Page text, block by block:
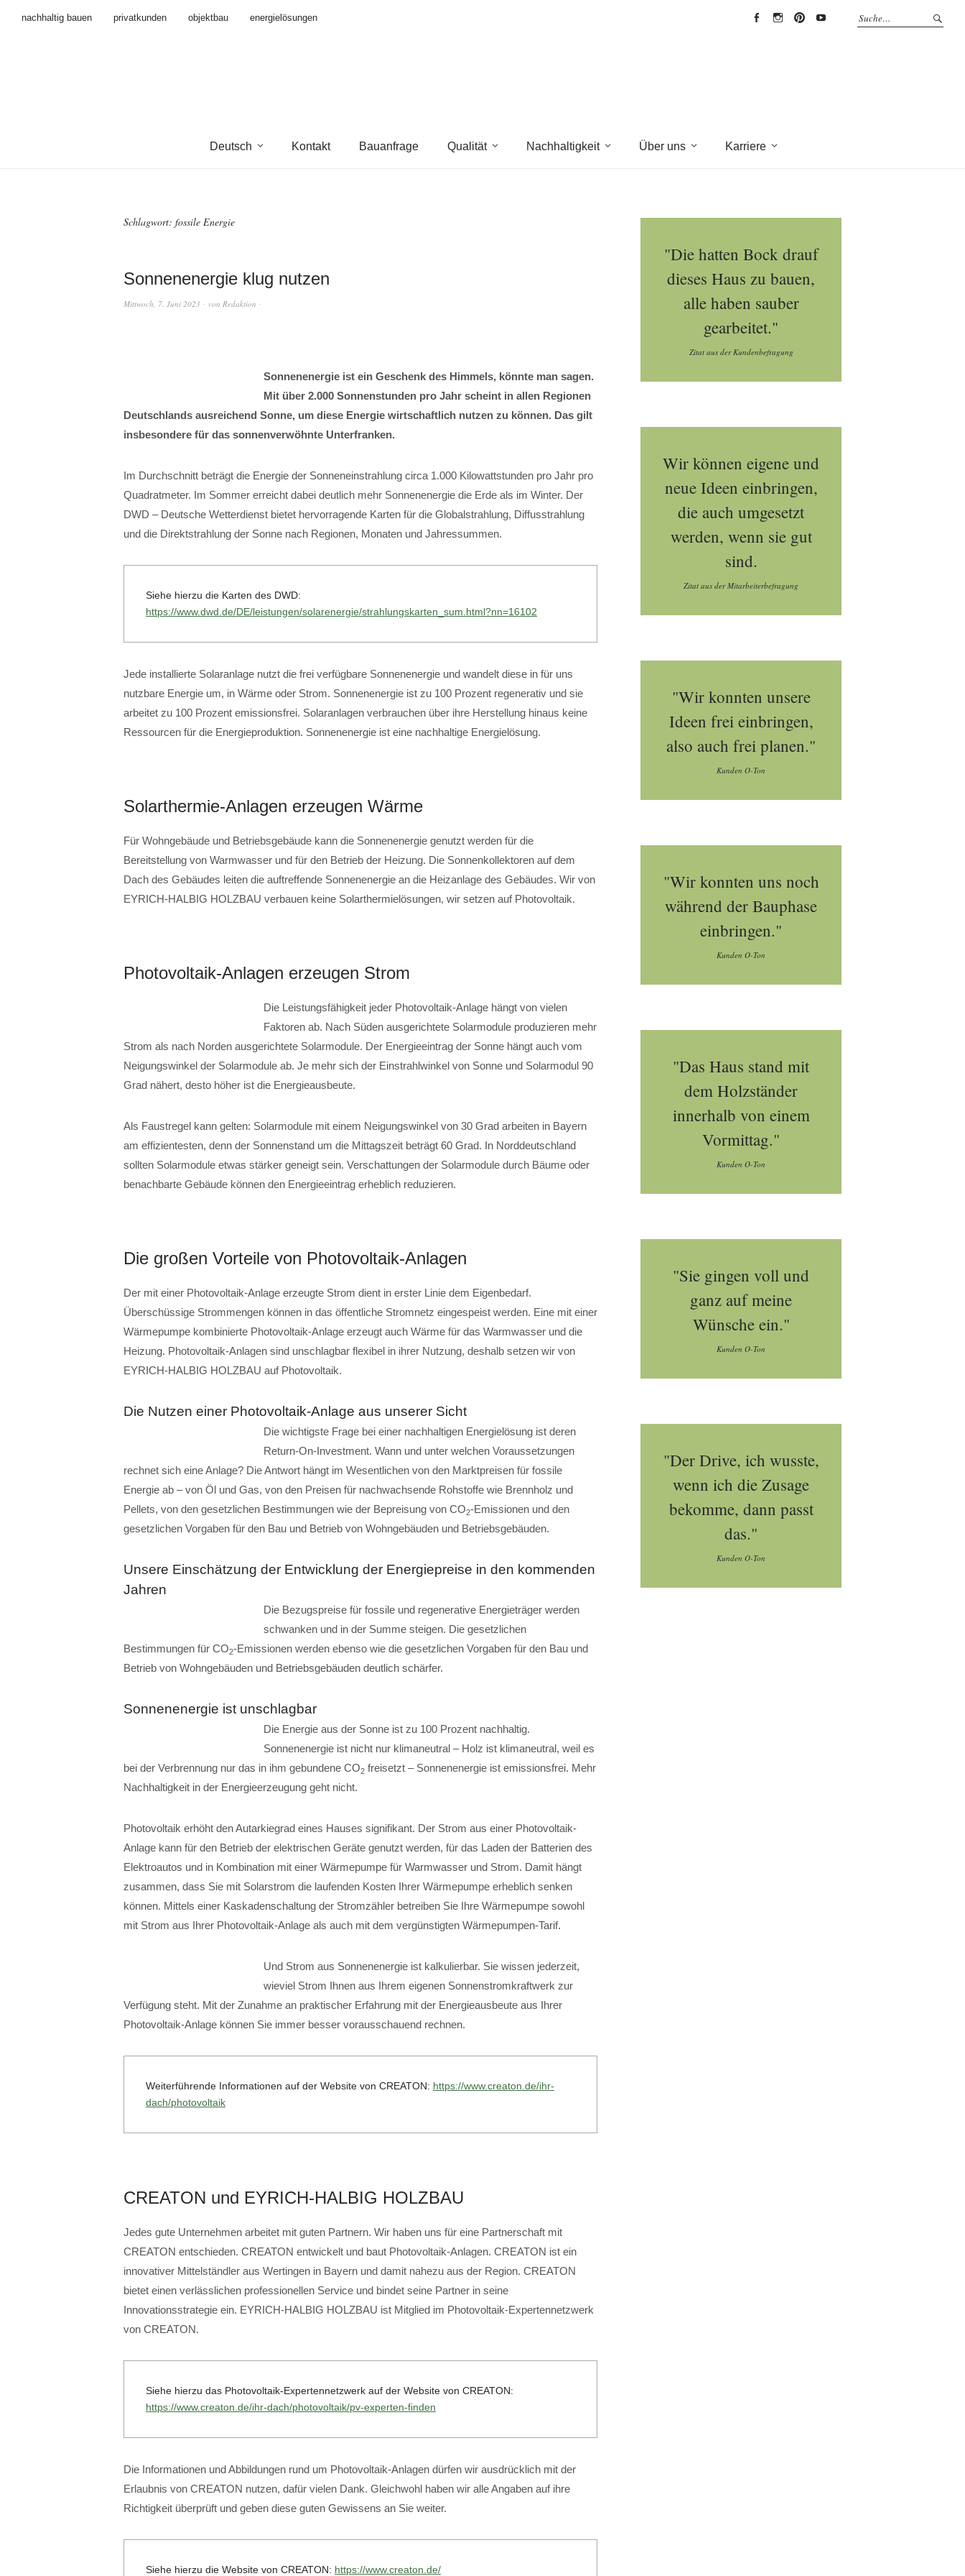
nachhaltig bauen privatkunden objektbau
energielösungen
Deutsch Kontakt Bauanfrage Qualität Nachhaltigkeit Über uns Karriere
Schlagwort: fossile Energie
Sonnenenergie klug nutzen
Mittwoch, 7. Juni 2023 von Redaktion
Sonnenenergie ist ein Geschenk des Himmels, könnte man sagen.
Mit über 2.000 Sonnenstunden pro Jahr scheint in allen Regionen
Deutschlands ausreichend Sonne, um diese Energie wirtschaftlich nutzen zu können. Das gilt
insbesondere für das sonnenverwöhnte Unterfranken.
Im Durchschnitt beträgt die Energie der Sonneneinstrahlung circa 1.000 Kilowattstunden pro Jahr pro
Quadratmeter. Im Sommer erreicht dabei deutlich mehr Sonnenenergie die Erde als im Winter. Der
DWD – Deutsche Wetterdienst bietet hervorragende Karten für die Globalstrahlung, Diffusstrahlung
und die Direktstrahlung der Sonne nach Regionen, Monaten und Jahressummen.
Siehe hierzu die Karten des DWD:
https://www.dwd.de/DE/leistungen/solarenergie/strahlungskarten_sum.html?nn=16102
Jede installierte Solaranlage nutzt die frei verfügbare Sonnenenergie und wandelt diese in für uns
nutzbare Energie um, in Wärme oder Strom. Sonnenenergie ist zu 100 Prozent regenerativ und sie
arbeitet zu 100 Prozent emissionsfrei. Solaranlagen verbrauchen über ihre Herstellung hinaus keine
Ressourcen für die Energieproduktion. Sonnenenergie ist eine nachhaltige Energielösung.
Solarthermie-Anlagen erzeugen Wärme
Für Wohngebäude und Betriebsgebäude kann die Sonnenenergie genutzt werden für die
Bereitstellung von Warmwasser und für den Betrieb der Heizung. Die Sonnenkollektoren auf dem
Dach des Gebäudes leiten die auftreffende Sonnenenergie an die Heizanlage des Gebäudes. Wir von
EYRICH-HALBIG HOLZBAU verbauen keine Solarthermielösungen, wir setzen auf Photovoltaik.
Photovoltaik-Anlagen erzeugen Strom
Die Leistungsfähigkeit jeder Photovoltaik-Anlage hängt von vielen
Faktoren ab. Nach Süden ausgerichtete Solarmodule produzieren mehr
Strom als nach Norden ausgerichtete Solarmodule. Der Energieeintrag der Sonne hängt auch vom
Neigungswinkel der Solarmodule ab. Je mehr sich der Einstrahlwinkel von Sonne und Solarmodul 90
Grad nähert, desto höher ist die Energieausbeute.
Als Faustregel kann gelten: Solarmodule mit einem Neigungswinkel von 30 Grad arbeiten in Bayern
am effizientesten, denn der Sonnenstand um die Mittagszeit beträgt 60 Grad. In Norddeutschland
sollten Solarmodule etwas stärker geneigt sein. Verschattungen der Solarmodule durch Bäume oder
benachbarte Gebäude können den Energieeintrag erheblich reduzieren.
Die großen Vorteile von Photovoltaik-Anlagen
Der mit einer Photovoltaik-Anlage erzeugte Strom dient in erster Linie dem Eigenbedarf.
Überschüssige Strommengen können in das öffentliche Stromnetz eingespeist werden. Eine mit einer
Wärmepumpe kombinierte Photovoltaik-Anlage erzeugt auch Wärme für das Warmwasser und die
Heizung. Photovoltaik-Anlagen sind unschlagbar flexibel in ihrer Nutzung, deshalb setzen wir von
EYRICH-HALBIG HOLZBAU auf Photovoltaik.
Die Nutzen einer Photovoltaik-Anlage aus unserer Sicht
Die wichtigste Frage bei einer nachhaltigen Energielösung ist deren
Return-On-Investment. Wann und unter welchen Voraussetzungen
rechnet sich eine Anlage? Die Antwort hängt im Wesentlichen von den Marktpreisen für fossile
Energie ab – von Öl und Gas, von den Preisen für nachwachsende Rohstoffe wie Brennholz und
Pellets, von den gesetzlichen Bestimmungen wie der Bepreisung von CO2-Emissionen und den
gesetzlichen Vorgaben für den Bau und Betrieb von Wohngebäuden und Betriebsgebäuden.
Unsere Einschätzung der Entwicklung der Energiepreise in den kommenden
Jahren
Die Bezugspreise für fossile und regenerative Energieträger werden
schwanken und in der Summe steigen. Die gesetzlichen
Bestimmungen für CO2-Emissionen werden ebenso wie die gesetzlichen Vorgaben für den Bau und
Betrieb von Wohngebäuden und Betriebsgebäuden deutlich schärfer.
Sonnenenergie ist unschlagbar
Die Energie aus der Sonne ist zu 100 Prozent nachhaltig.
Sonnenenergie ist nicht nur klimaneutral – Holz ist klimaneutral, weil es
bei der Verbrennung nur das in ihm gebundene CO2 freisetzt – Sonnenenergie ist emissionsfrei. Mehr
Nachhaltigkeit in der Energieerzeugung geht nicht.
Photovoltaik erhöht den Autarkiegrad eines Hauses signifikant. Der Strom aus einer Photovoltaik-
Anlage kann für den Betrieb der elektrischen Geräte genutzt werden, für das Laden der Batterien des
Elektroautos und in Kombination mit einer Wärmepumpe für Warmwasser und Strom. Damit hängt
zusammen, dass Sie mit Solarstrom die laufenden Kosten Ihrer Wärmepumpe erheblich senken
können. Mittels einer Kaskadenschaltung der Stromzähler betreiben Sie Ihre Wärmepumpe sowohl
mit Strom aus Ihrer Photovoltaik-Anlage als auch mit dem vergünstigten Wärmepumpen-Tarif.
Und Strom aus Sonnenenergie ist kalkulierbar. Sie wissen jederzeit,
wieviel Strom Ihnen aus Ihrem eigenen Sonnenstromkraftwerk zur
Verfügung steht. Mit der Zunahme an praktischer Erfahrung mit der Energieausbeute aus Ihrer
Photovoltaik-Anlage können Sie immer besser vorausschauend rechnen.
Weiterführende Informationen auf der Website von CREATON: https://www.creaton.de/ihr-
dach/photovoltaik
CREATON und EYRICH-HALBIG HOLZBAU
Jedes gute Unternehmen arbeitet mit guten Partnern. Wir haben uns für eine Partnerschaft mit
CREATON entschieden. CREATON entwickelt und baut Photovoltaik-Anlagen. CREATON ist ein
innovativer Mittelständler aus Wertingen in Bayern und damit nahezu aus der Region. CREATON
bietet einen verlässlichen professionellen Service und bindet seine Partner in seine
Innovationsstrategie ein. EYRICH-HALBIG HOLZBAU ist Mitglied im Photovoltaik-Expertennetzwerk
von CREATON.
Siehe hierzu das Photovoltaik-Expertennetzwerk auf der Website von CREATON:
https://www.creaton.de/ihr-dach/photovoltaik/pv-experten-finden
Die Informationen und Abbildungen rund um Photovoltaik-Anlagen dürfen wir ausdrücklich mit der
Erlaubnis von CREATON nutzen, dafür vielen Dank. Gleichwohl haben wir alle Angaben auf ihre
Richtigkeit überprüft und geben diese guten Gewissens an Sie weiter.
Siehe hierzu die Website von CREATON: https://www.creaton.de/
"Die hatten Bock drauf
dieses Haus zu bauen,
alle haben sauber
gearbeitet."
Zitat aus der Kundenbefragung
Wir können eigene und
neue Ideen einbringen,
die auch umgesetzt
werden, wenn sie gut
sind.
Zitat aus der Mitarbeiterbefragung
"Wir konnten unsere
Ideen frei einbringen,
also auch frei planen."
Kunden O-Ton
"Wir konnten uns noch
während der Bauphase
einbringen."
Kunden O-Ton
"Das Haus stand mit
dem Holzständer
innerhalb von einem
Vormittag."
Kunden O-Ton
"Sie gingen voll und
ganz auf meine
Wünsche ein."
Kunden O-Ton
"Der Drive, ich wusste,
wenn ich die Zusage
bekomme, dann passt
das."
Kunden O-Ton